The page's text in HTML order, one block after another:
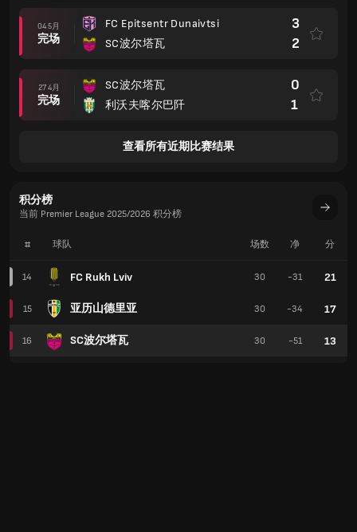
04 5月
完场
FC Epitsentr Dunaivtsi
SC波尔塔瓦
3
2
27 4月
完场
SC波尔塔瓦
利沃夫喀尔巴阡
0
1
查看所有近期比赛结果
积分榜
当前 Premier League 2025/2026 积分榜
# 球队
14 FC Rukh Lviv
15 亚历山德里亚
16 SC波尔塔瓦
场数 净 分
30 -31 21
30 -34 17
30 -51 13